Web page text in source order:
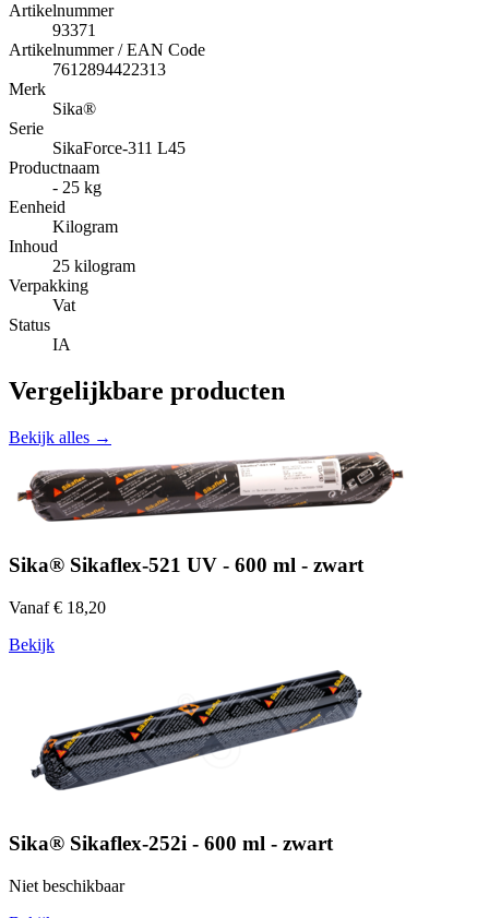
Artikelnummer
93371
Artikelnummer / EAN Code
7612894422313
Merk
Sika®
Serie
SikaForce-311 L45
Productnaam
- 25 kg
Eenheid
Kilogram
Inhoud
25 kilogram
Verpakking
Vat
Status
IA
Vergelijkbare producten
Bekijk alles →
Sika® Sikaflex-521 UV - 600 ml - zwart
Vanaf € 18,20
Bekijk
Sika® Sikaflex-252i - 600 ml - zwart
Niet beschikbaar